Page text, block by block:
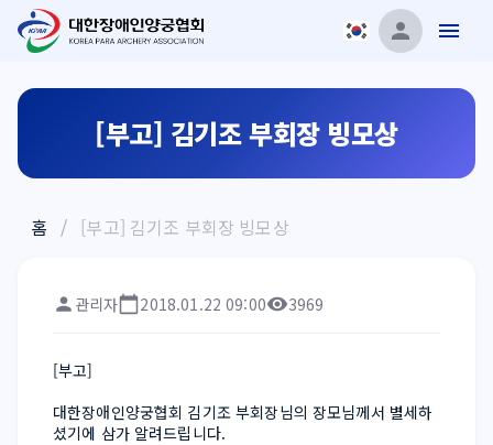
[부고] 김기조 부회장 빙모상
홈 / [부고] 김기조 부회장 빙모상
관리자 2018.01.22 09:00 3969
[부고]
대한장애인양궁협회 김기조 부회장님의 장모님께서 별세하
셨기에 삼가 알려드립니다.